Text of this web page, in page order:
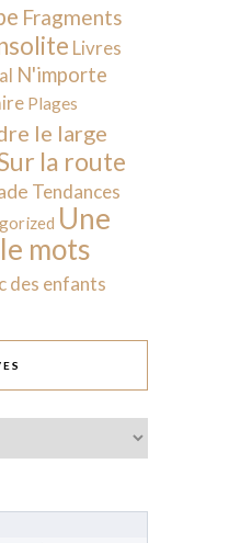
Fragments
Livres
N'importe
Plages
le large
la route
Tendances
Une
mots
des enfants